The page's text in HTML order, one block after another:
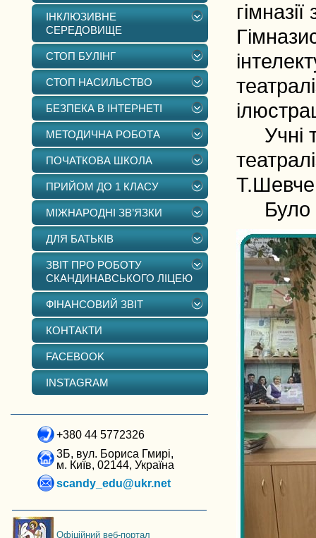
ІНКЛЮЗИВНЕ
СЕРЕДОВИЩЕ
СТОП БУЛІНГ
СТОП НАСИЛЬСТВО
БЕЗПЕКА В ІНТЕРНЕТІ
МЕТОДИЧНА РОБОТА
ПОЧАТКОВА ШКОЛА
ПРИЙОМ ДО 1 КЛАСУ
МІЖНАРОДНІ ЗВ’ЯЗКИ
ДЛЯ БАТЬКІВ
ЗВІТ ПРО РОБОТУ
СКАНДИНАВСЬКОГО ЛІЦЕЮ
ФІНАНСОВИЙ ЗВІТ
КОНТАКТИ
FACEBOOK
INSTAGRAM
+380 44 5772326
3Б, вул. Бориса Гмирі,
м. Київ, 02144, Україна
scandy_edu@ukr.net
Офіційний веб-портал
Учні
Було